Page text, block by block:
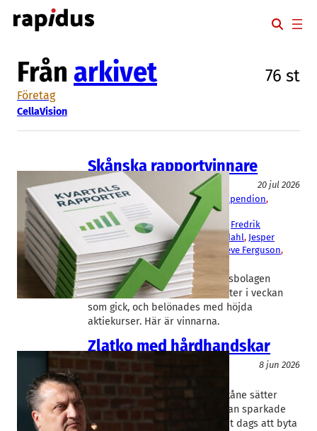
Hoppa
till
Från arkivet 76 st
Företag
CellaVision
Skånska rapportvinnare
Aktier
20 jul 2026
Arjo, Camurus , CellaVision, Duni Ependion
Inwido
Lime, Peab,
RugVista
Andreas Elgaard
Ebba Ljungerud
Fredrik
Meuller, Fredrik Tiberg Jenny Sjödahl, Jesper
Göransson, Robert Dackeskog Steve Ferguson
Tommas Davoust
Flera av de större skånska börsbolagen
levererade fina kvartalsrapporter i veckan
som gick, och belönades med höjda
aktiekurser. Här är vinnarna.
Zlatko med hårdhandskar
Ledarskap
8 jun 2026
Zlatko Rihter
Zlatko Rihters återkomst till Skåne sätter
avtryck. För ett par veckor sedan sparkade
han MFF:s tränare och nu är det dags att byta